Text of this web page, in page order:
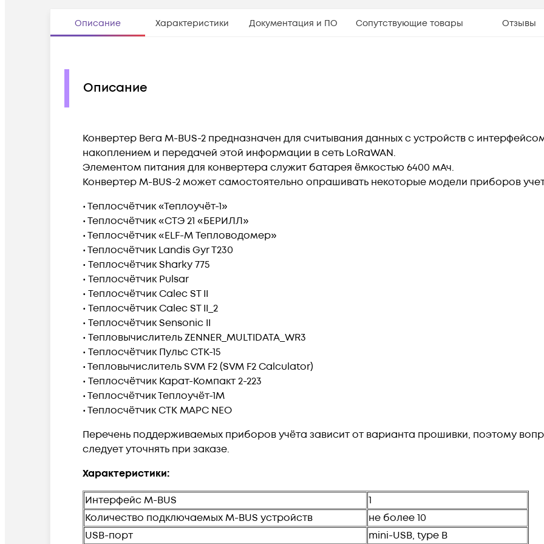
Описание Характеристики Документация и ПО Сопутствующие товары Отзывы
Описание
Конвертер Вега M-BUS-2 предназначен для считывания данных с устройств с
накоплением и передачей этой информации в сеть LoRaWAN.
Элементом питания для конвертера служит батарея ёмкостью 6400 мАч.
Конвертер M-BUS-2 может самостоятельно опрашивать некоторые модели приборов
• Теплосчётчик «Теплоучёт-1»
• Теплосчётчик «СТЭ 21 «БЕРИЛЛ»
• Теплосчётчик «ELF-M Тепловодомер»
• Теплосчётчик Landis Gyr T230
• Теплосчётчик Sharky 775
• Теплосчётчик Pulsar
• Теплосчётчик Calec ST II
• Теплосчётчик Calec ST II_2
• Теплосчётчик Sensonic II
• Тепловычислитель ZENNER_MULTIDATA_WR3
• Теплосчётчик Пульс СТК-15
• Тепловычислитель SVM F2 (SVM F2 Calculator)
• Теплосчётчик Карат-Компакт 2-223
• Теплосчётчик Теплоучёт-1М
• Теплосчётчик СТК МАРС NEO
Перечень поддерживаемых приборов учёта зависит от варианта прошивки, поэтому
следует уточнять при заказе.
Характеристики:
Интерфейс M-BUS
1
Количество подключаемых M-BUS устройств
не более 10
USB-порт
mini-USB, type B